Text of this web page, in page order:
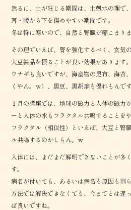
然るに、土が旺じる期間は、土剋水の理で
耳・腰から下を傷めやすい期間です。
冬は特に寒いので、自然と腎臓が縮こまり
その理でいえば、腎を強化するべく、玄気
大豆製品を摂ることが良い効果があります。
ウナギも良いですが、海産物の昆布、海苔
くやん。ｗ）、黒豆、黒胡麻も優れもんで
１月の講座では、地球の磁力と人体の磁力
ーと人体の水もフラクタル共鳴することをや
フラクタル（相似性）といえば、大豆と腎
ル共鳴するのかしらん。ｗ
人体には、まだまだ解明できないことが多
す。
病名が付いても、あるいは病名も原因も判
方法では解決できなくても、今までとは違
ば良いですね。